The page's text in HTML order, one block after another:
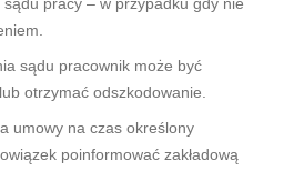
sądu pracownik może być
otrzymać odszkodowanie.
umowy na czas określony
poinformować zakładową